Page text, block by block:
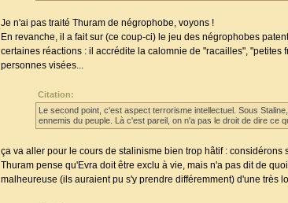
Je n'ai pas traité Thuram de négrophobe, voyons !
En revanche, il a fait sur (ce coup-ci) le jeu des négrophobes
certaines réactions : il accrédite la calomnie de "racailles",
personnes visées...
Citation:
Le second point, c'est aspect terrorisme intellectuel. Sous
ennemis du peuple. Là c'est pareil, on n'a pas le droit de dire ce
ça va aller pour le cours de stalinisme bien trop hâtif : considérons
Thuram pense qu'Evra doit être exclu à vie, mais n'a pas dit de
malheureuse (ils auraient pu s'y prendre différemment) d'une très